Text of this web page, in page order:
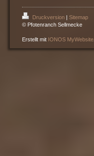
Druckversion | Sitemap
© Pfotenranch Sellmecke
Erstellt mit IONOS MyWebsite